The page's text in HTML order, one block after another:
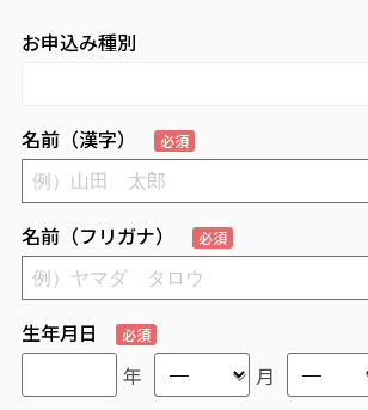
お申込み種別
名前（漢字） 必須
名前（フリガナ） 必須
生年月日 必須
年 月